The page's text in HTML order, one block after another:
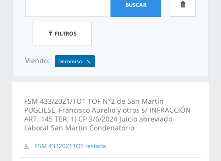
BUSCAR
FILTROS
Viendo: Decomiso
FSM 433/2021/TO1 TOF N°2 de San Martín
PUGLIESE, Francisco Aurelio y otros s/ INFRACCIÓN
ART. 145 TER, 1) CP 3/6/2024 Juicio abreviado
Laboral San Martín Condenatorio
FSM 4332021TO1 testada